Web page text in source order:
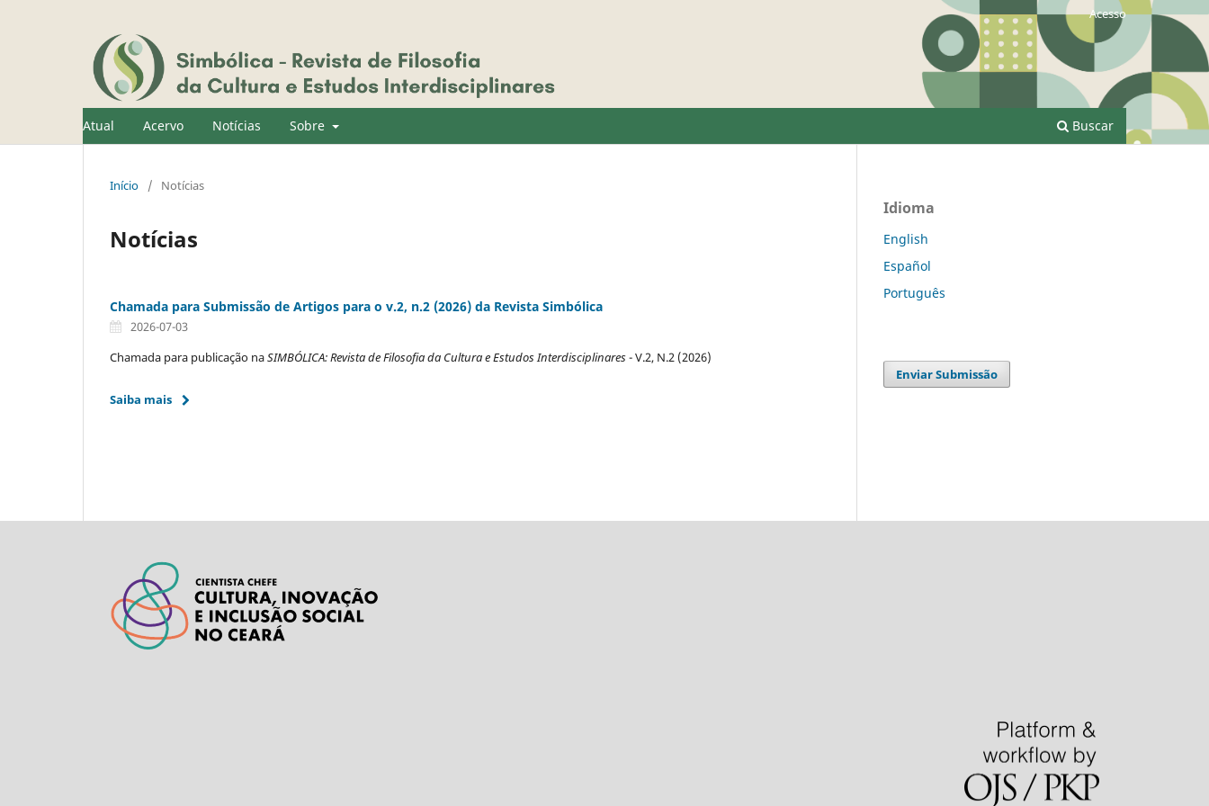
Atual Acervo Notícias Sobre Buscar
Acesso
Início / Notícias
Notícias
Chamada para Submissão de Artigos para o v.2, n.2 (2026) da Revista Simbólica
2026-07-03
Chamada para publicação naSIMBÓLICA: Revista de Filosofia da Cultura e Estudos Interdisciplinares- V.2, N.2 (2026)
Saiba mais
Idioma
English
Español
Português
Enviar Submissão